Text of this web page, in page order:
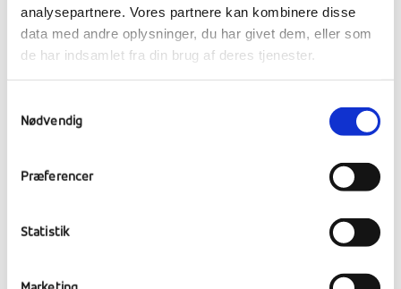
analysepartnere. Vores partnere kan kombinere disse
data med andre oplysninger, du har givet dem, eller som
de har indsamlet fra din brug af deres tjenester.
Nødvendig
Præferencer
Statistik